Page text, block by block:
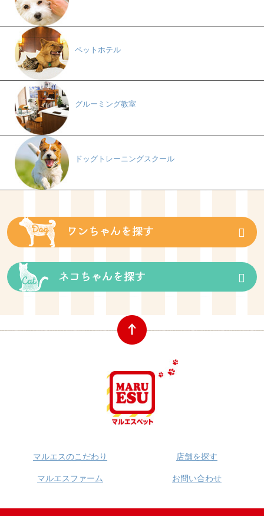
ペットホテル
グルーミング教室
ドッグトレーニングスクール
マルエスのこだわり
マルエスファーム
店舗を探す
お問い合わせ